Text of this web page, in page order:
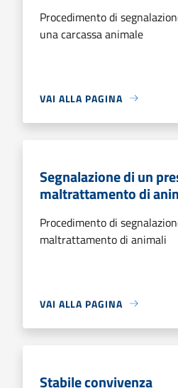
Procedimento di
una carcassa animale
VAI ALLA PAGINA
Segnalazione di un
maltrattamento di
Procedimento di
maltrattamento di animali
VAI ALLA PAGINA
Stabile convivenza